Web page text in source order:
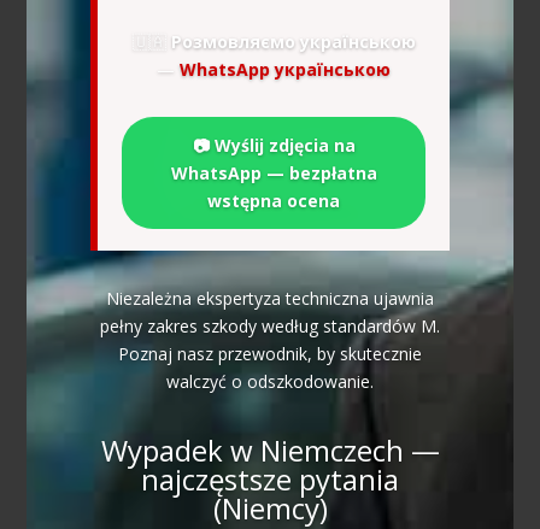
🇺🇦 Розмовляємо українською
— WhatsApp українською
📷 Wyślij zdjęcia na
WhatsApp — bezpłatna
wstępna ocena
Niezależna ekspertyza techniczna ujawnia
pełny zakres szkody według standardów M.
Poznaj nasz przewodnik, by skutecznie
walczyć o odszkodowanie.
Wypadek w Niemczech —
najczęstsze pytania
(Niemcy)